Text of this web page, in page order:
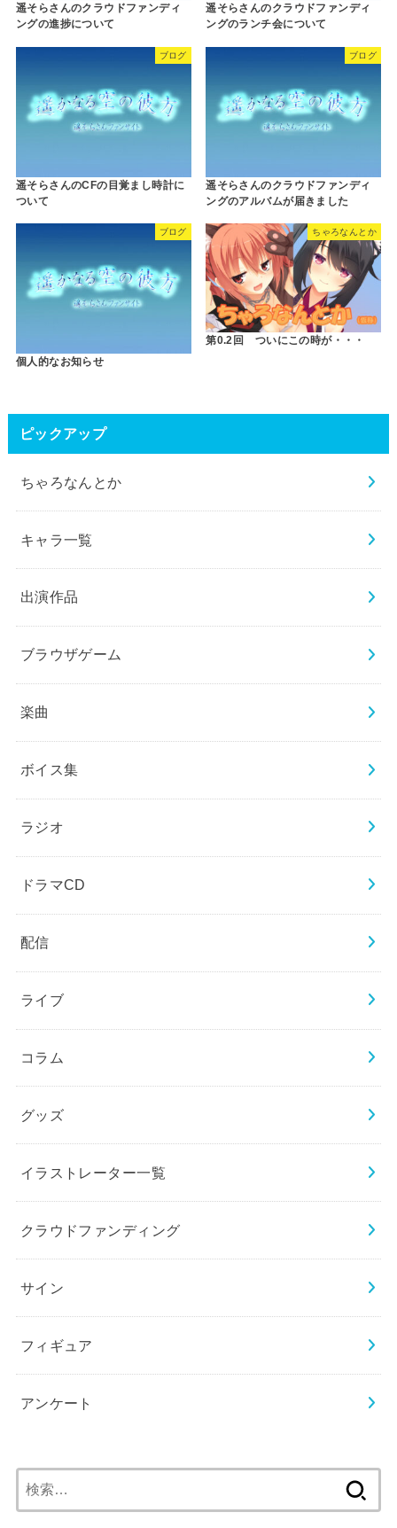
遥そらさんのクラウドファンディ
ングの進捗について
遥そらさんのクラウドファンディ
ングのランチ会について
ブログ
遥そらさんのCFの目覚まし時計に
ついて
ブログ
遥そらさんのクラウドファンディ
ングのアルバムが届きました
ブログ
個人的なお知らせ
ちゃろなんとか
第0.2回 ついにこの時が・・・
ピックアップ
ちゃろなんとか
キャラ一覧
出演作品
ブラウザゲーム
楽曲
ボイス集
ラジオ
ドラマCD
配信
ライブ
コラム
グッズ
イラストレーター一覧
クラウドファンディング
サイン
フィギュア
アンケート
索: